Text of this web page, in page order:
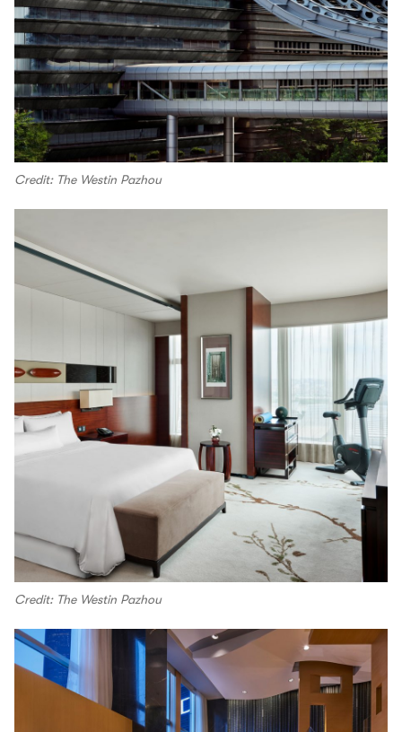
Credit: The Westin Pazhou
Credit: The Westin Pazhou